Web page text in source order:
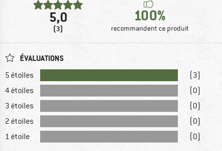
5,0
(3)
100%
recommandent ce produit
ÉVALUATIONS
5 étoiles
(3)
4 étoiles
(0)
3 étoiles
(0)
2 étoiles
(0)
1 étoile
(0)